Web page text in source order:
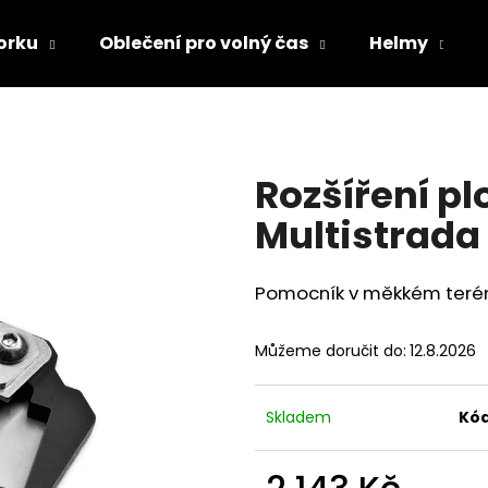
Oblečení pro volný čas Helmy
Rozšíření
Multistrada
Pomocník v měkkém
Můžeme doručit do: 12.8.2026
Skladem
HLEDAT
TRIČKO DC SPEED BÍLO-ČERNÉ
TRIČKO DC